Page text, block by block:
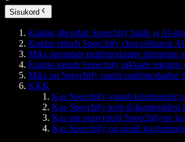
Sisukord
Kuidas ühendab Speechify hääle ja AI-
Kuidas erineb Speechify chat-põhistest
Miks parandab multimodaalne õppimine
Kuidas toetab Speechify pikkade tekstide
Miks on Speechify parim multimodaalne
KKK
Kas Speechify vastab küsimustele
Kas Speechify teeb dokumentidest
Kas ma pean teksti Speechifysse
Kas Speechify on ainult